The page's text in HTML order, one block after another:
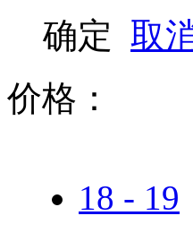
确定 取
价格：
18 - 19